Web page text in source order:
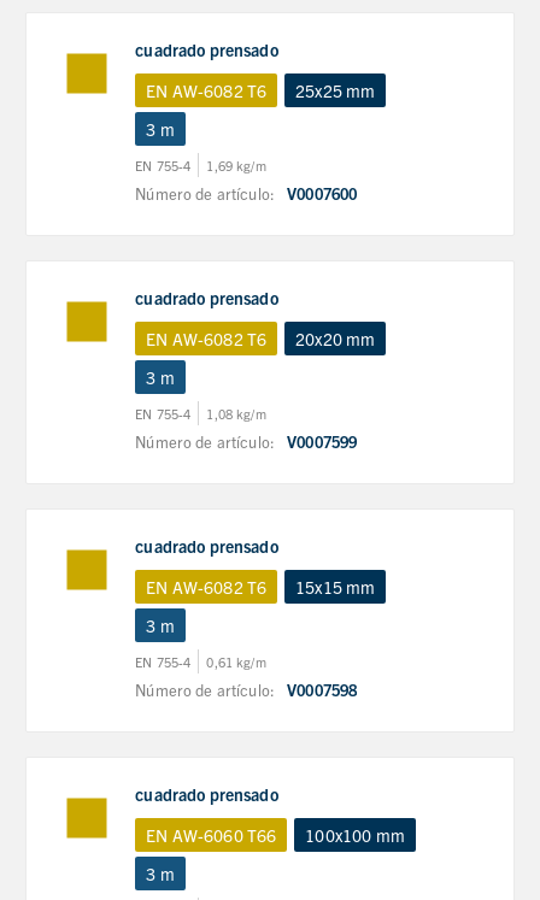
cuadrado prensado
EN AW-6082 T6
25x25 mm
3 m
EN 755-4 1,69 kg/m
Número de artículo: V0007600
cuadrado prensado
EN AW-6082 T6
20x20 mm
3 m
EN 755-4 1,08 kg/m
Número de artículo: V0007599
cuadrado prensado
EN AW-6082 T6
15x15 mm
3 m
EN 755-4 0,61 kg/m
Número de artículo: V0007598
cuadrado prensado
EN AW-6060 T66
100x100 mm
3 m